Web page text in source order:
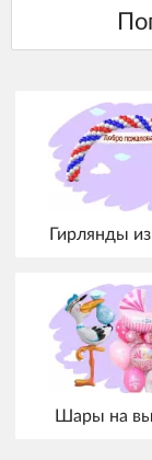
Гирлянды
Шары на